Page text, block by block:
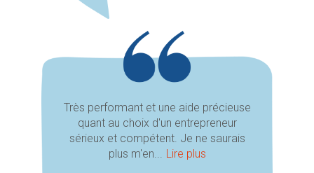
Très performant et une aide précieuse
quant au choix d'un entrepreneur
sérieux et compétent. Je ne saurais
plus m'en... Lire plus